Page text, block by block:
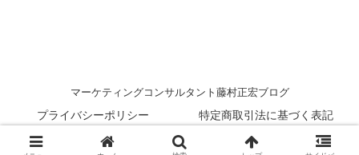
マーケティングコンサルタント藤村正宏ブログ
プライバシーポリシー
特定商取引法に基づく表記
© 2014 マーケティングコンサルタント藤村正宏ブログ.